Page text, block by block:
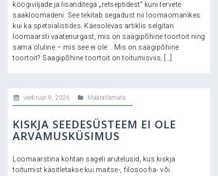
köögiviljade ja lisanditega „retseptidest” kuni tervete
saakloomadeni. See tekitab segadust nii loomaomanikes
kui ka spetsialistides. Käesolevas artiklis selgitan
loomaarsti vaatenurgast, mis on saagipõhine toortoit ning
sama oluline – mis see ei ole. . Mis on saagipõhine
toortoit? Saagipõhine toortoit on toitumisviis, […]
veebruar 9, 2026 Määratlemata
KISKJA SEEDESÜSTEEM EI OLE
ARVAMUSKÜSIMUS
Loomaarstina kohtan sageli arutelusid, kus kiskja
toitumist käsitletakse kui maitse-, filosoofia- või